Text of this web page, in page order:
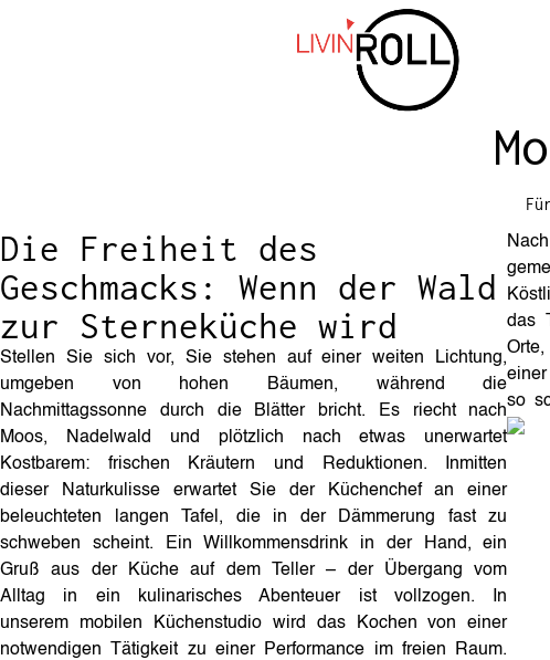
Die Freiheit des
Geschmacks: Wenn der Wald
zur Sterneküche wird
Stellen Sie sich vor, Sie stehen auf einer weiten Lichtung,
umgeben von hohen Bäumen, während die
Nachmittagssonne durch die Blätter bricht. Es riecht nach
Moos, Nadelwald und plötzlich nach etwas unerwartet
Kostbarem: frischen Kräutern und Reduktionen. Inmitten
dieser Naturkulisse erwartet Sie der Küchenchef an einer
beleuchteten langen Tafel, die in der Dämmerung fast zu
schweben scheint. Ein Willkommensdrink in der Hand, ein
Gruß aus der Küche auf dem Teller – der Übergang vom
Alltag in ein kulinarisches Abenteuer ist vollzogen. In
unserem mobilen Küchenstudio wird das Kochen von einer
notwendigen Tätigkeit zu einer Performance im freien Raum.
das
so